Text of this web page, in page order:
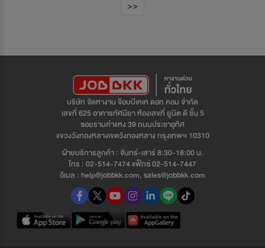
>>
บริษัท จัดหางาน จ๊อบบีเคเค ดอท คอม จำกัด
เลขที่ 625 อาคารทัศนียา ห้องเลขที่ ยูนิต ดี ชั้น 5
ซอยรามคำแหง 39 ถนนประชาอุทิศ
แขวงวังทองหลางเขตวังทองหลาง กรุงเทพฯ 10310
ฝ่ายบริการลูกค้า : จันทร์-เสาร์ 8:30-18:00 น.
โทร : 02-514-7474 แฟ็กซ์ 02-514-7447
อีเมล : help@jobbkk.com, sales@jobbkk.com